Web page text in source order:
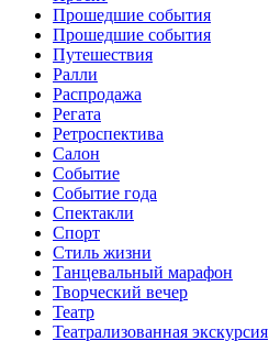
Прошедшие события
Прошедшие события
Путешествия
Ралли
Распродажа
Регата
Ретроспектива
Салон
Событие
Событие года
Спектакли
Спорт
Стиль жизни
Танцевальный марафон
Творческий вечер
Театр
Театрализованная экскурсия